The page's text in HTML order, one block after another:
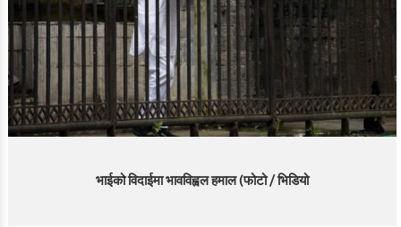
भाईको विदाईमा भावविह्वल हमाल (फोटो / भिडियो